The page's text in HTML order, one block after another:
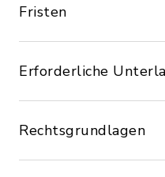
Fristen
Erforderliche
Rechtsgrundlagen